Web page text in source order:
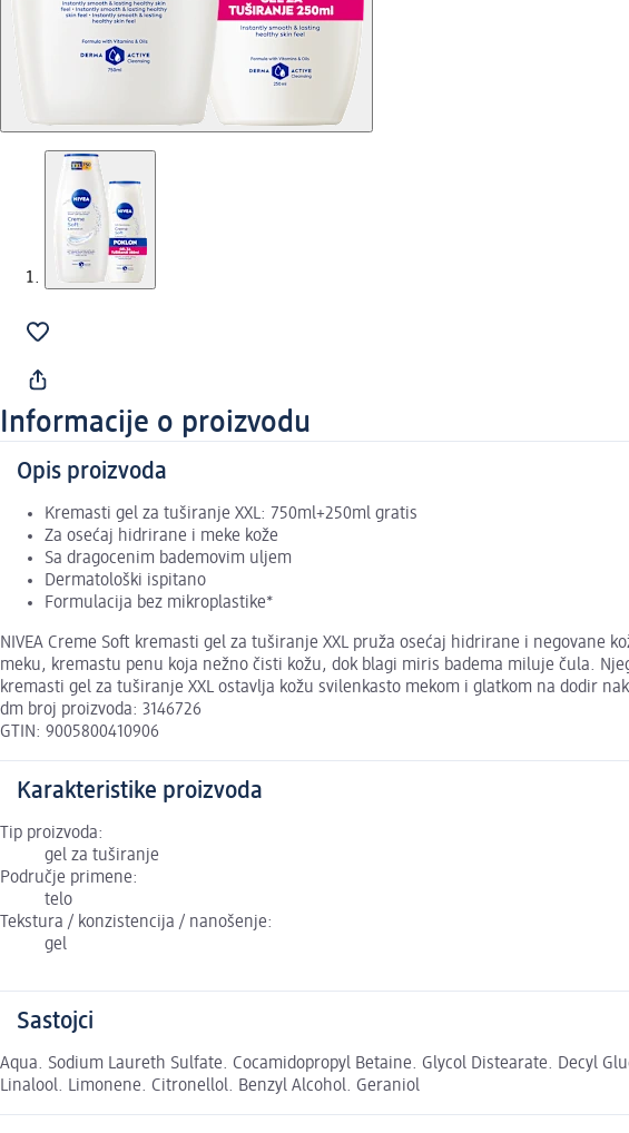
Informacije o proizvodu
Opis proizvoda
Kremasti gel za tuširanje XXL: 750ml+250ml gratis
Za osećaj hidrirane i meke kože
Sa dragocenim bademovim uljem
Dermatološki ispitano
Formulacija bez mikroplastike*
NIVEA Creme Soft kremasti gel za tuširanje XXL pruža osećaj hidrirane i
meku, kremastu penu koja nežno čisti kožu, dok blagi miris badema miluje čula.
kremasti gel za tuširanje XXL ostavlja kožu svilenkasto mekom i glatkom na dodir
dm broj proizvoda: 3146726
GTIN: 9005800410906
Karakteristike proizvoda
Tip proizvoda:
gel za tuširanje
Područje primene:
telo
Tekstura / konzistencija / nanošenje:
gel
Sastojci
Aqua. Sodium Laureth Sulfate. Cocamidopropyl Betaine. Glycol Distearate. Decyl
Linalool. Limonene. Citronellol. Benzyl Alcohol. Geraniol